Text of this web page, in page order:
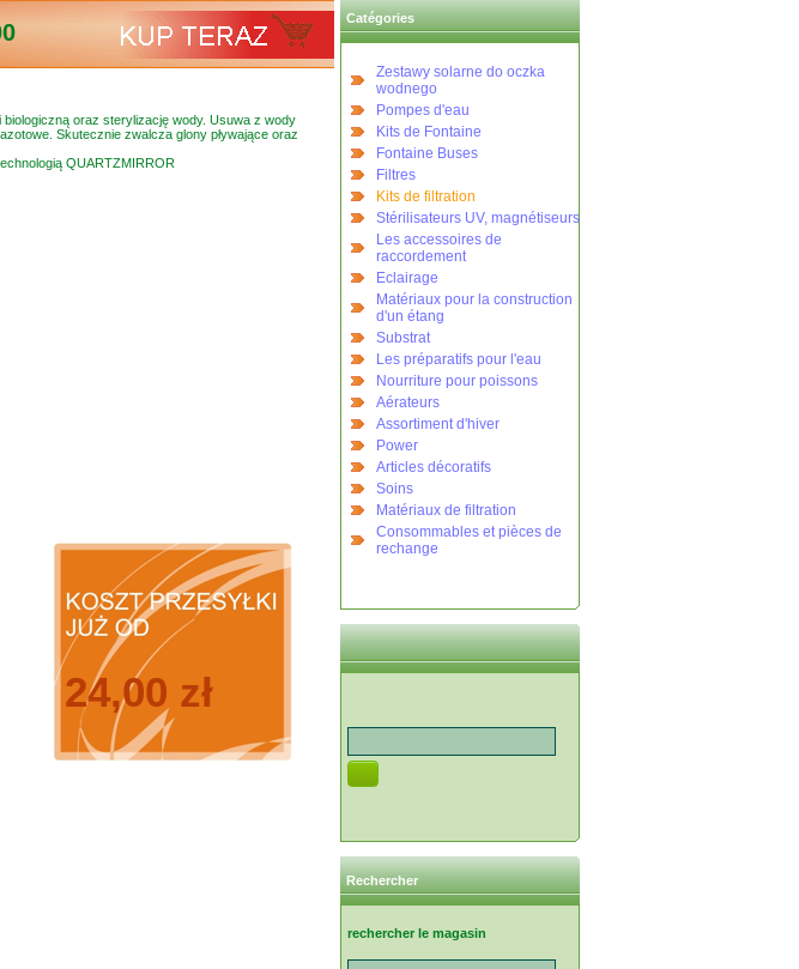
oraz sterylizację wody. Usuwa z wody
Skutecznie zwalcza glony pływające oraz
QUARTZMIRROR
24,00 zł
Catégories
Zestawy solarne do oczka
wodnego
Pompes d'eau
Kits de Fontaine
Fontaine Buses
Filtres
Kits de filtration
Stérilisateurs UV, magnétiseurs
Les accessoires de
raccordement
Eclairage
Matériaux pour la construction
d'un étang
Substrat
Les préparatifs pour l'eau
Nourriture pour poissons
Aérateurs
Assortiment d'hiver
Power
Articles décoratifs
Soins
Matériaux de filtration
Consommables et pièces de
rechange
Rechercher
rechercher le magasin